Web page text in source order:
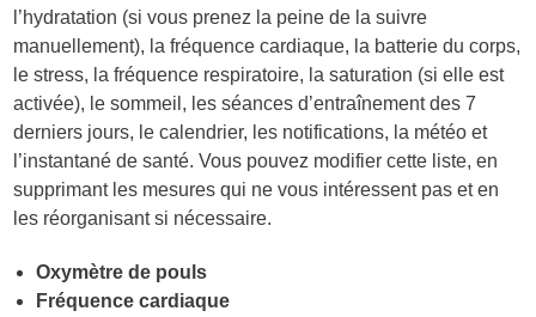
l’hydratation (si vous prenez la peine de la suivre
manuellement), la fréquence cardiaque, la batterie du corps,
le stress, la fréquence respiratoire, la saturation (si elle est
activée), le sommeil, les séances d’entraînement des 7
derniers jours, le calendrier, les notifications, la météo et
l’instantané de santé. Vous pouvez modifier cette liste, en
supprimant les mesures qui ne vous intéressent pas et en
les réorganisant si nécessaire.
Oxymètre de pouls
Fréquence cardiaque